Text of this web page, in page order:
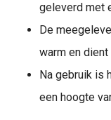
geleverd met
De
warm en
Na gebruik is
een hoogte